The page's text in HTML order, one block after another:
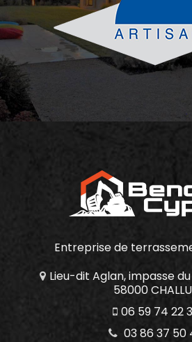
Entreprise de
Lieu-dit Aglan, impasse
58000
06 59 74 22
03 86 37 50